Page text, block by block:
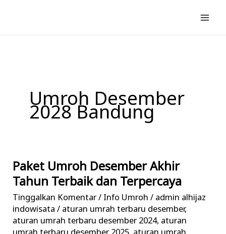
konten
Umroh Desember
2028 Bandung
Paket Umroh Desember Akhir
Tahun Terbaik dan Terpercaya
Tinggalkan Komentar/ Info Umroh / admin alhijaz
indowisata/ aturan umrah terbaru desember,
aturan umrah terbaru desember 2024, aturan
Paket
Umroh
Desember
Akhir
Tahun